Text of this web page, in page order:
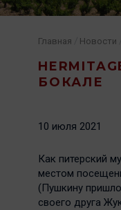
БОКАЛЕ
Главная Новости
10 июля 2021
Как питерский
местом
(Пушкину
своего друга